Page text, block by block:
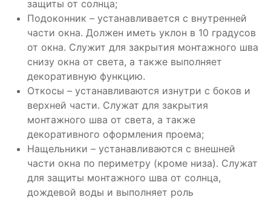
защиты от солнца;
Подоконник – устанавливается с внутренней
части окна. Должен иметь уклон в 10 градусов
от окна. Служит для закрытия монтажного шва
снизу окна от света, а также выполняет
декоративную функцию.
Откосы – устанавливаются изнутри с боков и
верхней части. Служат для закрытия
монтажного шва от света, а также
декоративного оформления проема;
Нащельники – устанавливаются с внешней
части окна по периметру (кроме низа). Служат
для защиты монтажного шва от солнца,
дождевой воды и выполняет роль